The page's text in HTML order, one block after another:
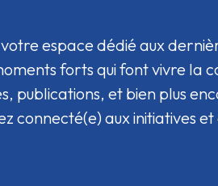
espace dédié aux
forts qui font vivre la
publications, et bien plus
connecté(e) aux initiatives et